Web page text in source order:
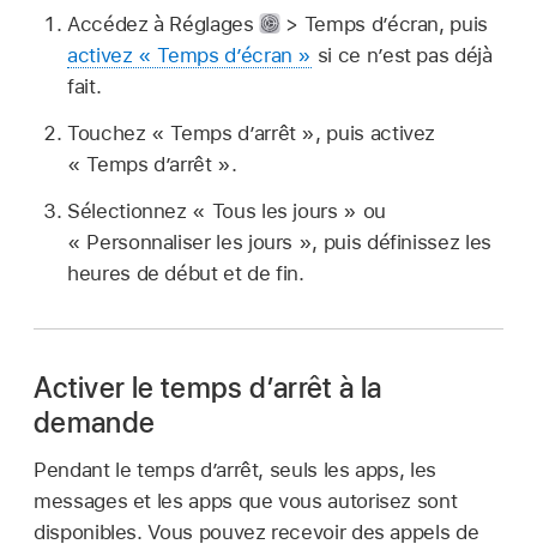
Accédez à Réglages
> Temps d’écran, puis
activez « Temps d’écran » si ce n’est pas déjà
fait.
Touchez « Temps d’arrêt », puis activez
« Temps d’arrêt ».
Sélectionnez « Tous les jours » ou
« Personnaliser les jours », puis définissez les
heures de début et de fin.
Activer le temps d’arrêt à la
demande
Pendant le temps d’arrêt, seuls les apps, les
messages et les apps que vous autorisez sont
disponibles. Vous pouvez recevoir des appels de